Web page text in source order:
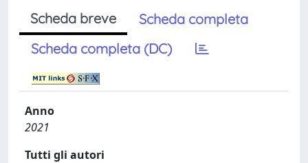
Scheda breve
Scheda completa
Scheda completa (DC)
Anno
2021
Tutti gli autori